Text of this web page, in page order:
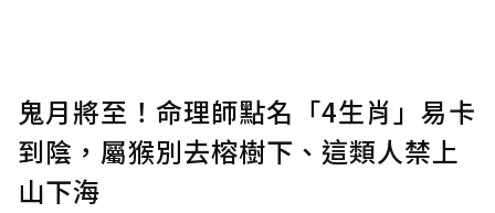
確認送出
鬼月將至！命理師點名「4生肖」易卡
到陰，屬猴別去榕樹下、這類人禁上
山下海